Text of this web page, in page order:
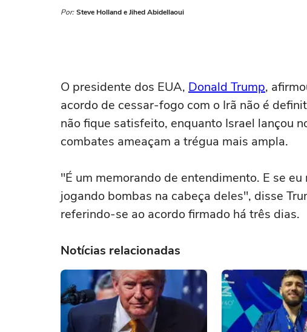
Por: Steve Holland e Jihed Abidellaoui
O presidente dos EUA, Donald Trump,
acordo de cessar-fogo com o Irã não é
não fique satisfeito, enquanto Israel lançou
combates ameaçam a ⁠trégua mais ampla.
"É um memorando de entendimento. E se
jogando bombas na cabeça deles", disse
referindo-se ao acordo firmado ‌há três dias.
Notícias relacionadas